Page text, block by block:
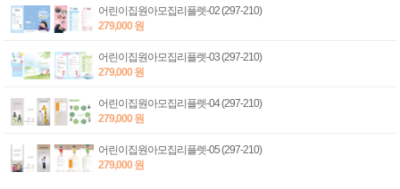
어린이집원아모집리플렛-02 (297-210)
279,000 원
어린이집원아모집리플렛-03 (297-210)
279,000 원
어린이집원아모집리플렛-04 (297-210)
279,000 원
어린이집원아모집리플렛-05 (297-210)
279,000 원